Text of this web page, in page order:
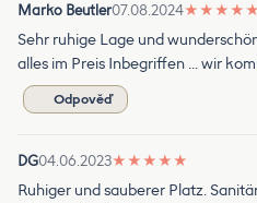
Marko Beutler07.08.2024★ ★ ★ ★ ★
Sehr ruhige Lage und
alles im Preis Inbegriffen … wir
Odpověď
DG04.06.2023★ ★ ★ ★ ★
Ruhiger und sauberer Platz.